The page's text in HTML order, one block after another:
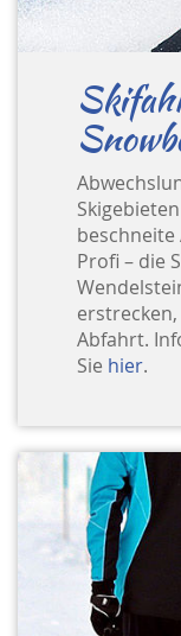
Profi – die
Abfahrt.
Sie hier.